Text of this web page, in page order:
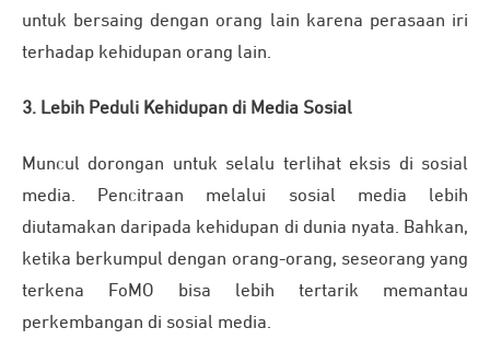
untuk bersaing dengan orang lain karena perasaan iri
terhadap kehidupan orang lain.
3. Lebih Peduli Kehidupan di Media Sosial
Muncul dorongan untuk selalu terlihat eksis di sosial
media. Pencitraan melalui sosial media lebih
diutamakan daripada kehidupan di dunia nyata. Bahkan,
ketika berkumpul dengan orang-orang, seseorang yang
terkena FoMO bisa lebih tertarik memantau
perkembangan di sosial media.